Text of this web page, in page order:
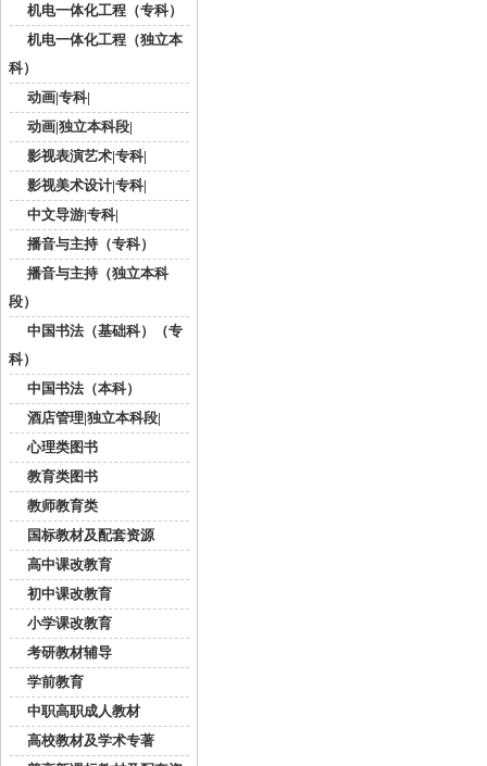
机电一体化工程（专科）
机电一体化工程（独立本
科）
动画|专科|
动画|独立本科段|
影视表演艺术|专科|
影视美术设计|专科|
中文导游|专科|
播音与主持（专科）
播音与主持（独立本科
段）
中国书法（基础科）（专
科）
中国书法（本科）
酒店管理|独立本科段|
心理类图书
教育类图书
教师教育类
国标教材及配套资源
高中课改教育
初中课改教育
小学课改教育
考研教材辅导
学前教育
中职高职成人教材
高校教材及学术专著